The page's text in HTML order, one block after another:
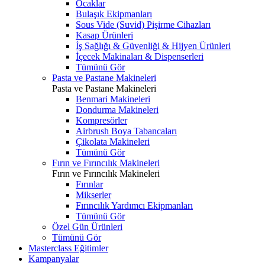
Ocaklar
Bulaşık Ekipmanları
Sous Vide (Suvid) Pişirme Cihazları
Kasap Ürünleri
İş Sağlığı & Güvenliği & Hijyen Ürünleri
İçecek Makinaları & Dispenserleri
Tümünü Gör
Pasta ve Pastane Makineleri
Pasta ve Pastane Makineleri
Benmari Makineleri
Dondurma Makineleri
Kompresörler
Airbrush Boya Tabancaları
Çikolata Makineleri
Tümünü Gör
Fırın ve Fırıncılık Makineleri
Fırın ve Fırıncılık Makineleri
Fırınlar
Mikserler
Fırıncılık Yardımcı Ekipmanları
Tümünü Gör
Özel Gün Ürünleri
Tümünü Gör
Masterclass Eğitimler
Kampanyalar